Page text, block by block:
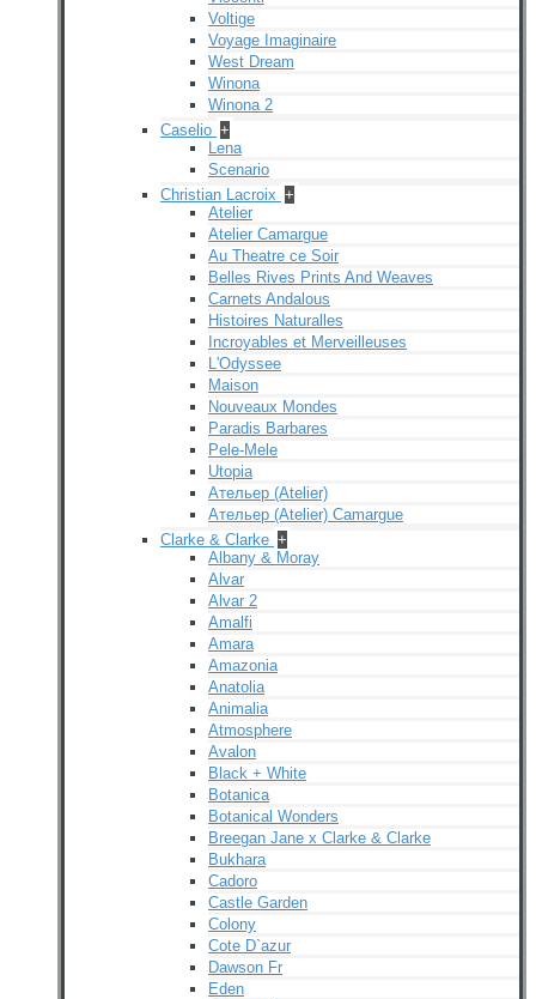
Voltige
Voyage Imaginaire
West Dream
Winona
Winona 2
Caselio +
Lena
Scenario
Christian Lacroix +
Atelier
Atelier Camargue
Au Theatre ce Soir
Belles Rives Prints And Weaves
Carnets Andalous
Histoires Naturalles
Incroyables et Merveilleuses
L'Odyssee
Maison
Nouveaux Mondes
Paradis Barbares
Pele-Mele
Utopia
Ательер (Atelier)
Ательер (Atelier) Camargue
Clarke & Clarke +
Albany & Moray
Alvar
Alvar 2
Amalfi
Amara
Amazonia
Anatolia
Animalia
Atmosphere
Avalon
Black + White
Botanica
Botanical Wonders
Breegan Jane x Clarke & Clarke
Bukhara
Cadoro
Castle Garden
Colony
Cote D`azur
Dawson Fr
Eden